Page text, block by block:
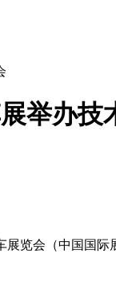
举办技
览会（中国国